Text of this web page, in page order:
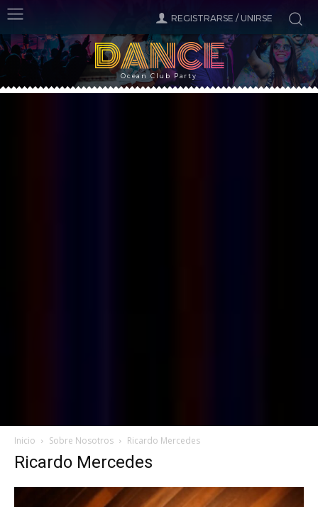
REGISTRARSE / UNIRSE
DANCE
Ocean Club Party
Inicio Sobre Nosotros Ricardo Mercedes
Ricardo Mercedes